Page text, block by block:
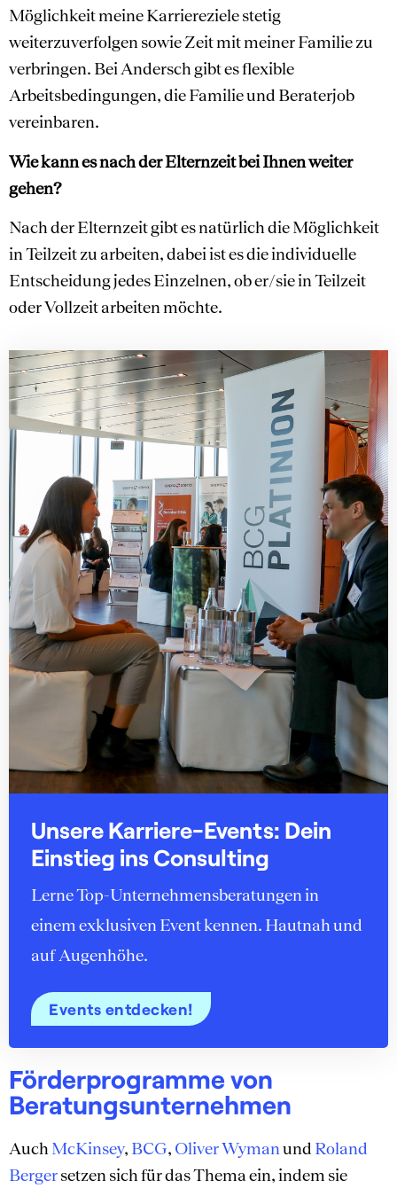
Möglichkeit meine Karriereziele stetig
weiterzuverfolgen sowie Zeit mit meiner Familie zu
verbringen. Bei Andersch gibt es flexible
Arbeitsbedingungen, die Familie und Beraterjob
vereinbaren.
Wie kann es nach der Elternzeit bei Ihnen weiter
gehen?
Nach der Elternzeit gibt es natürlich die Möglichkeit
in Teilzeit zu arbeiten, dabei ist es die individuelle
Entscheidung jedes Einzelnen, ob er/sie in Teilzeit
oder Vollzeit arbeiten möchte.
Unsere Karriere-Events: Dein
Einstieg ins Consulting
Lerne Top-Unternehmensberatungen in
einem exklusiven Event kennen. Hautnah und
auf Augenhöhe.
Events entdecken!
Förderprogramme von
Beratungsunternehmen
Auch McKinsey, BCG, Oliver Wymanund Roland
Bergersetzen sich für das Thema ein, indem sie